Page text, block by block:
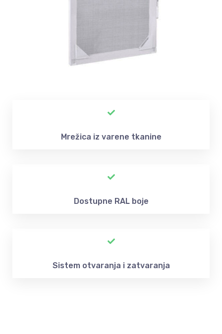
Mrežica iz varene tkanine
Dostupne RAL boje
Sistem otvaranja i zatvaranja